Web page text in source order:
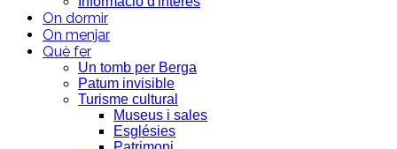
On dormir
On menjar
Què fer
Un tomb per Berga
Patum invisible
Turisme cultural
Museus i sales
Esglésies